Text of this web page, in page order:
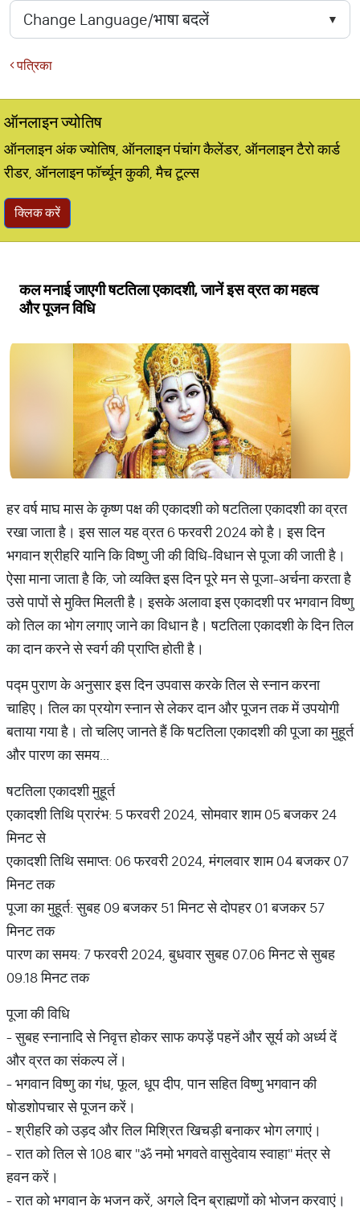
पत्रिका
ऑनलाइन ज्योतिष
ऑनलाइन अंक ज्योतिष, ऑनलाइन पंचांग कैलेंडर, ऑनलाइन टैरो कार्ड
रीडर, ऑनलाइन फॉर्च्यून कुकी, मैच टूल्स
क्लिक करें
कल मनाई जाएगी षटतिला एकादशी, जानें इस व्रत का महत्व
और पूजन विधि
हर वर्ष माघ मास के कृष्ण पक्ष की एकादशी को षटतिला एकादशी का व्रत
रखा जाता है। इस साल यह व्रत 6 फरवरी 2024 को है। इस दिन
भगवान श्रीहरि यानि कि विष्णु जी की विधि-विधान से पूजा की जाती है।
ऐसा माना जाता है कि, जो व्यक्ति इस दिन पूरे मन से पूजा-अर्चना करता है
उसे पापों से मुक्ति मिलती है। इसके अलावा इस एकादशी पर भगवान विष्णु
को तिल का भोग लगाए जाने का विधान है। षटतिला एकादशी के दिन तिल
का दान करने से स्वर्ग की प्राप्ति होती है।
पद्म पुराण के अनुसार इस दिन उपवास करके तिल से स्नान करना
चाहिए। तिल का प्रयोग स्नान से लेकर दान और पूजन तक में उपयोगी
बताया गया है। तो चलिए जानते हैं कि षटतिला एकादशी की पूजा का मुहूर्त
और पारण का समय...
षटतिला एकादशी मुहूर्त
एकादशी तिथि प्रारंभ: 5 फरवरी 2024, सोमवार शाम 05 बजकर 24
मिनट से
एकादशी तिथि समाप्त: 06 फरवरी 2024, मंगलवार शाम 04 बजकर 07
मिनट तक
पूजा का मुहूर्त: सुबह 09 बजकर 51 मिनट से दोपहर 01 बजकर 57
मिनट तक
पारण का समय: 7 फरवरी 2024, बुधवार सुबह 07.06 मिनट से सुबह
09.18 मिनट तक
पूजा की विधि
- सुबह स्नानादि से निवृत्त होकर साफ कपड़ें पहनें और सूर्य को अर्ध्य दें
और व्रत का संकल्प लें।
- भगवान विष्णु का गंध, फूल, धूप दीप, पान सहित विष्णु भगवान की
षोडशोपचार से पूजन करें।
- श्रीहरि को उड़द और तिल मिश्रित खिचड़ी बनाकर भोग लगाएं।
- रात को तिल से 108 बार ''ॐ नमो भगवते वासुदेवाय स्वाहा'' मंत्र से
हवन करें।
- रात को भगवान के भजन करें, अगले दिन ब्राह्मणों को भोजन करवाएं।